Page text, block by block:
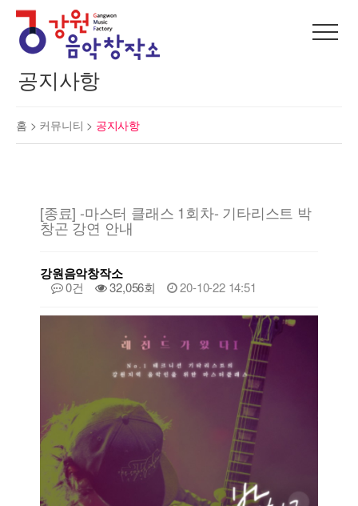
공지사항
홈 > 커뮤니티 > 공지사항
[종료] -마스터 클래스 1회차- 기타리스트 박
창곤 강연 안내
강원음악창작소
0건 32,056회 20-10-22 14:51